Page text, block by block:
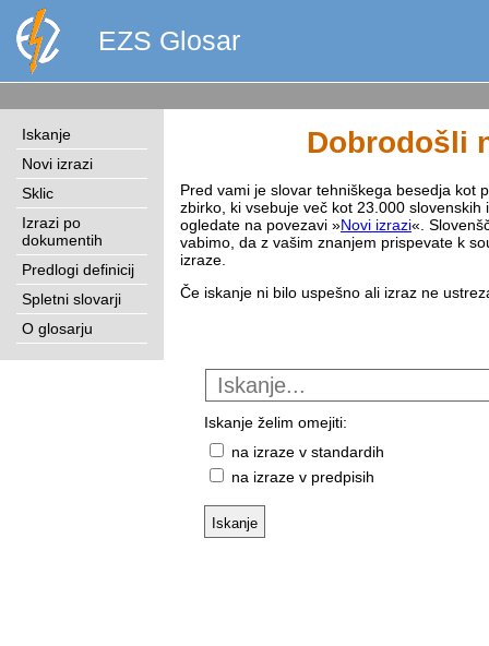
EZS Glosar
Iskanje
Novi izrazi
Sklic
Izrazi po
dokumentih
Predlogi definicij
Spletni slovarji
O glosarju
Dobrodošli
Pred vami je slovar tehniškega besedja kot
zbirko, ki vsebuje več kot 23.000
ogledate na povezavi »Novi izrazi«.
vabimo, da z vašim znanjem prispevate k
izraze.
Če iskanje ni bilo uspešno ali izraz ne
Iskanje želim omejiti:
na izraze v standardih
na izraze v predpisih